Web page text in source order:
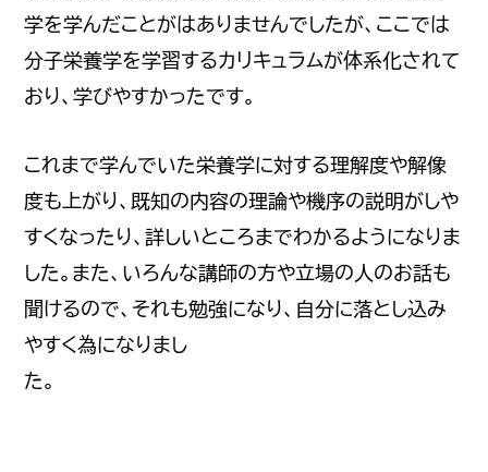
学を学んだことがはありませんでしたが、ここでは
分子栄養学を学習するカリキュラムが体系化されて
おり、学びやすかったです。
これまで学んでいた栄養学に対する理解度や解像
度も上がり、既知の内容の理論や機序の説明がしや
すくなったり、詳しいところまでわかるようになりま
した。また、いろんな講師の方や立場の人のお話も
聞けるので、それも勉強になり、自分に落とし込み
やすく為になりまし
た。